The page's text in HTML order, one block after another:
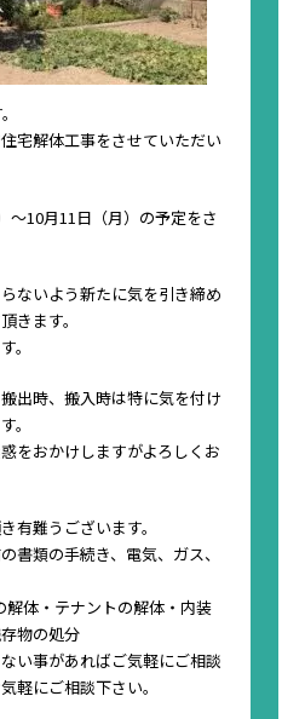
宅解体工事をさせていただい
〜10月11日（月）の予定をさ
ないよう新たに気を引き締め
きます。
。
出時、搬入時は特に気を付け
。
をおかけしますがよろしくお
有難うございます。
書類の手続き、電気、ガス、
体・テナントの解体・内装
物の処分
い事があればご気軽にご相談
にご相談下さい。